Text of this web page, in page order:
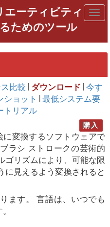
エーティビティ
ためのツール
比較 ダウンロード 今す
ショット
最低システム要
トリアル
購入
に変換するソフトウェアで
ラシ ストロークの芸術的
ゴリズムにより、可能な限
に見えるよう変換されると
ます。 言語は、いつでも